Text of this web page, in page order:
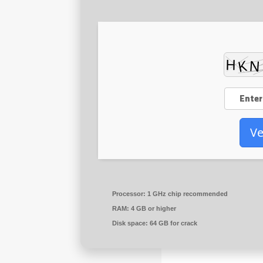
Processor: 1 GHz chip recommended
RAM: 4 GB or higher
Disk space: 64 GB for crack